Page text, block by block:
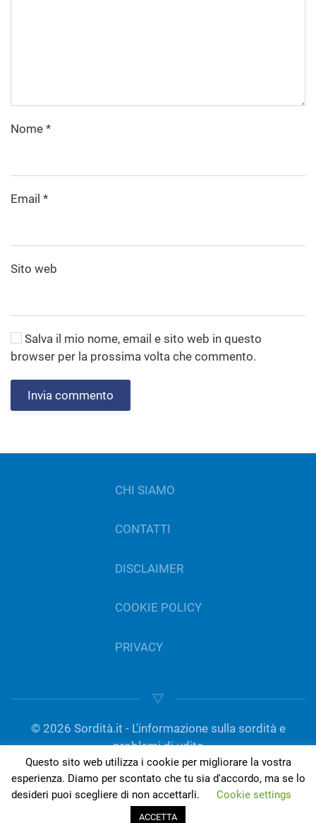
Nome *
Email *
Sito web
Salva il mio nome, email e sito web in questo
browser per la prossima volta che commento.
Invia commento
CHI SIAMO
CONTATTI
DISCLAIMER
COOKIE POLICY
PRIVACY
© 2026 Sordità.it - L'informazione sulla sordità e
problemi di udito
gestito da Del Bo Tecnologia per l’ascolto | P.IVA
01189420050
Questo sito web utilizza i cookie per migliorare la vostra
esperienza. Diamo per scontato che tu sia d'accordo, ma se lo
desideri puoi scegliere di non accettarli.
Cookie settings
ACCETTA